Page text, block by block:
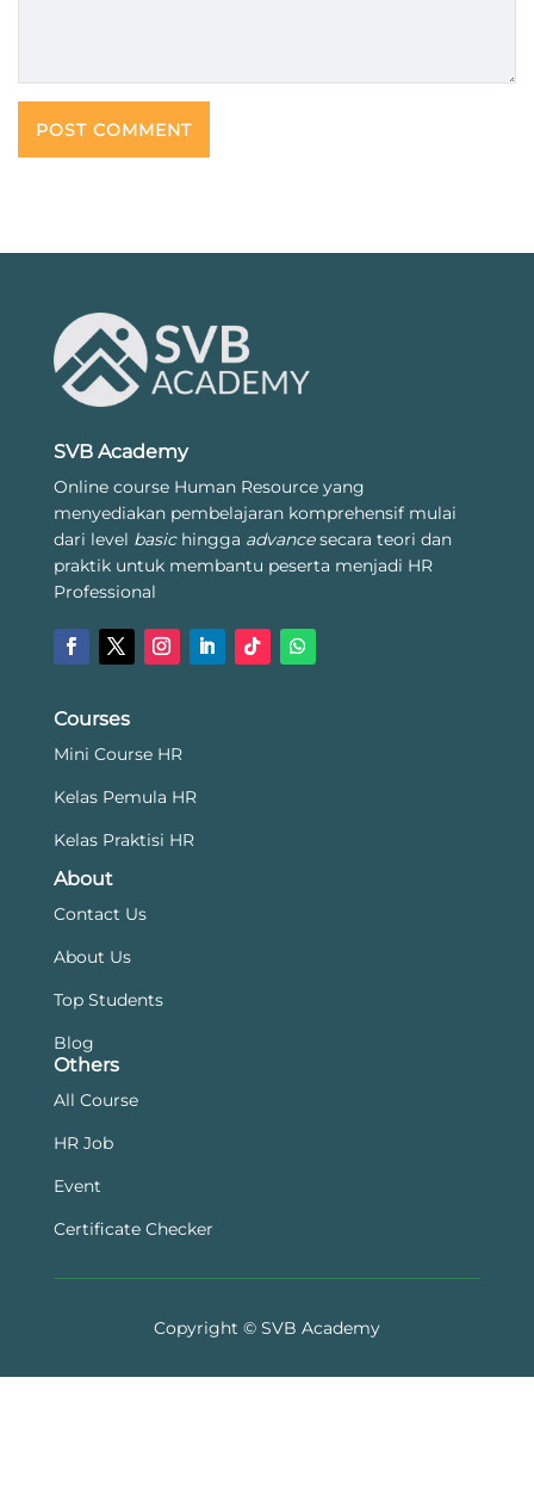
SVB Academy
Online course Human Resource yang
menyediakan pembelajaran komprehensif mulai
dari level basichingga advancesecara teori dan
praktik untuk membantu peserta menjadi HR
Professional
Courses
Mini Course HR
Kelas Pemula HR
Kelas Praktisi HR
About
Contact Us
About Us
Top Students
Blog
Others
All Course
HR Job
Event
Certificate Checker
Copyright © SVB Academy